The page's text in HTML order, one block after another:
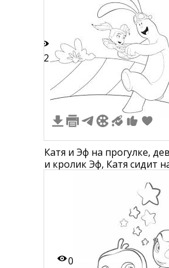
22
Катя и Эф на прогулке,
и кролик Эф, Катя сидит
0